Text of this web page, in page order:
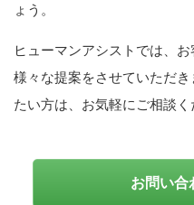
ょう。
ヒューマンアシストでは、
様々な提案をさせていただ
たい方は、お気軽にご相談く
お問い合